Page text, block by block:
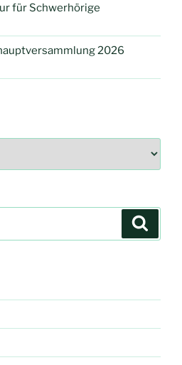
für Schwerhörige
2026